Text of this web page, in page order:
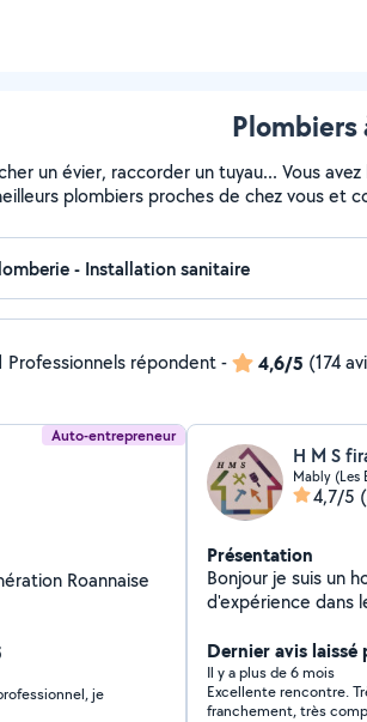
un évier, raccorder un tuyau... Vous
plombiers proches de chez vous et
Professionnels répondent- 4,6/5 (174
Auto-entrepreneur
Roannaise
je
H M S
Mably (Les
4,7/5
Présentation
Bonjour je suis un homme de 50 ans 33 ans
d'expérience dans
Dernier avis
Il y a plus de 6 mois
Excellente rencontre.
franchement, très